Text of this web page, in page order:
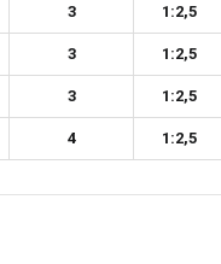
3 1:2,5
3 1:2,5
3 1:2,5
4 1:2,5